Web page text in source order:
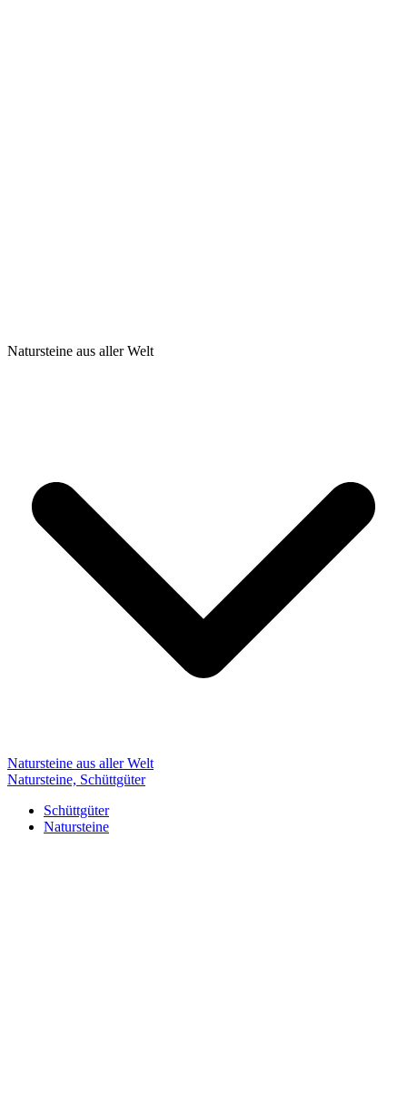
Natursteine aus aller Welt
Natursteine aus aller Welt
Natursteine, Schüttgüter
Schüttgüter
Natursteine